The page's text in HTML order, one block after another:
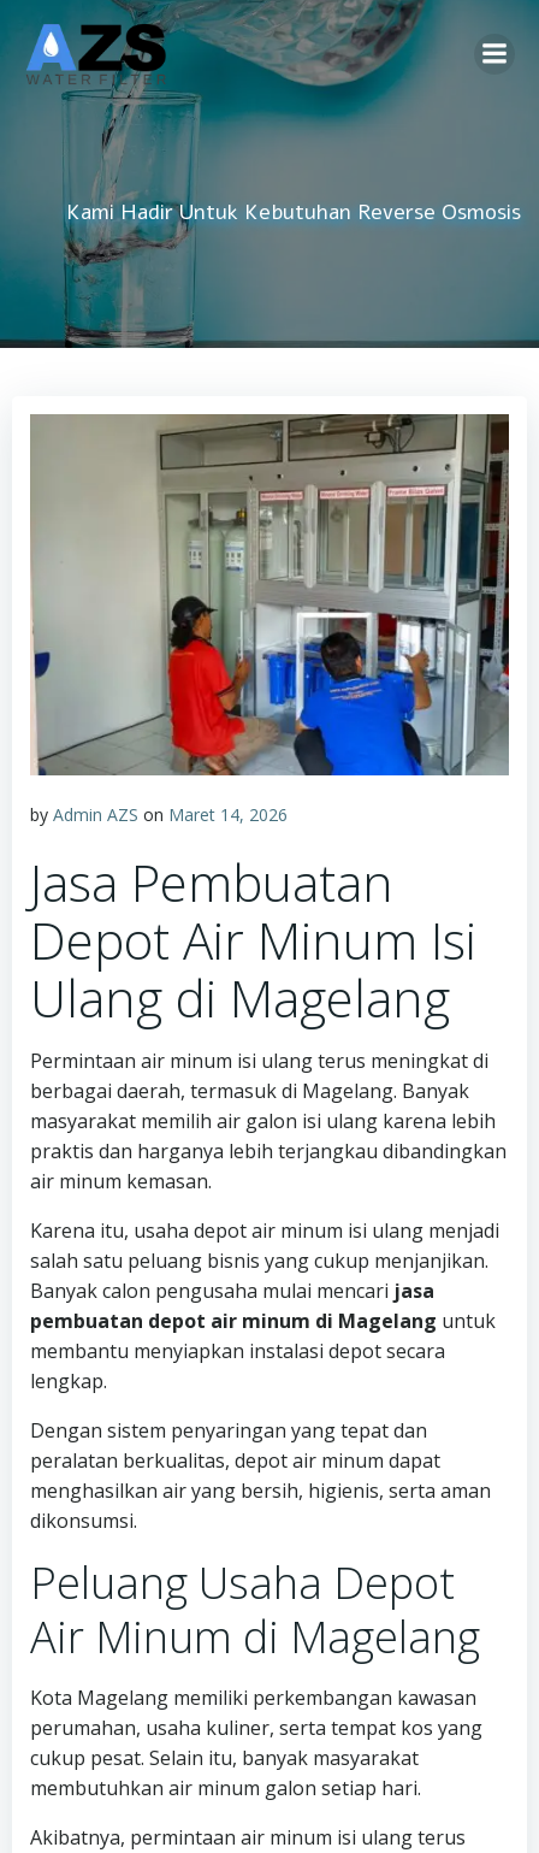
Skip
to
content
Kami Hadir Untuk Kebutuhan Reverse Osmosis
by Admin AZS on Maret 14, 2026
Jasa Pembuatan
Depot Air Minum Isi
Ulang di Magelang
Permintaan air minum isi ulang terus meningkat di
berbagai daerah, termasuk di Magelang. Banyak
masyarakat memilih air galon isi ulang karena lebih
praktis dan harganya lebih terjangkau dibandingkan
air minum kemasan.
Karena itu, usaha depot air minum isi ulang menjadi
salah satu peluang bisnis yang cukup menjanjikan.
Banyak calon pengusaha mulai mencari jasa
pembuatan depot air minum di Magelang untuk
membantu menyiapkan instalasi depot secara
lengkap.
Dengan sistem penyaringan yang tepat dan
peralatan berkualitas, depot air minum dapat
menghasilkan air yang bersih, higienis, serta aman
dikonsumsi.
Peluang Usaha Depot
Air Minum di Magelang
Kota Magelang memiliki perkembangan kawasan
perumahan, usaha kuliner, serta tempat kos yang
cukup pesat. Selain itu, banyak masyarakat
membutuhkan air minum galon setiap hari.
Akibatnya, permintaan air minum isi ulang terus